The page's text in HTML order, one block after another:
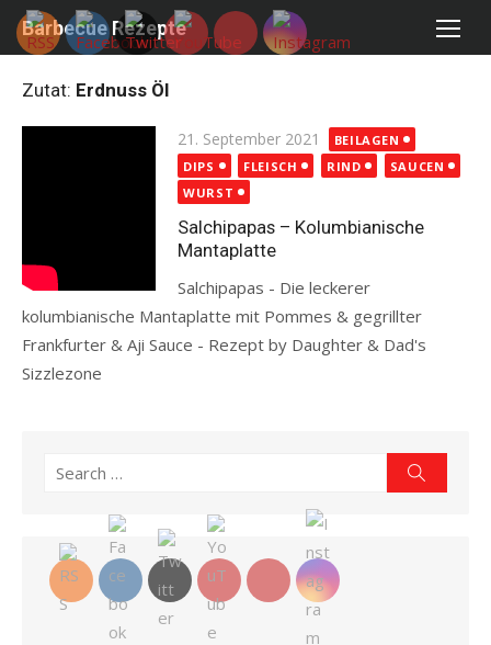
Skip
Barbecue Rezepte
Zutat: Erdnuss Öl
Posted
on
21. September 2021
BEILAGEN
DIPS
FLEISCH RIND
SAUCEN
WURST
Salchipapas – Kolumbianische
Mantaplatte
Salchipapas - Die leckerer
kolumbianische Mantaplatte mit Pommes & gegrillter
Frankfurter & Aji Sauce - Rezept by Daughter & Dad's
Sizzlezone
Search